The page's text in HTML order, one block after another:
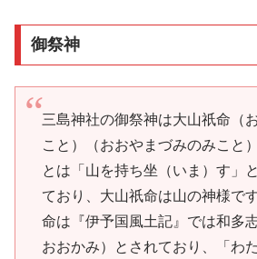
御祭神
三島神社の御祭神は大山祇命（
こと）（おおやまづみのみこと
とは「山を持ち坐（いま）す」
ており、大山祇命は山の神様で
命は『伊予国風土記』では和多
おおかみ）とされており、「わ